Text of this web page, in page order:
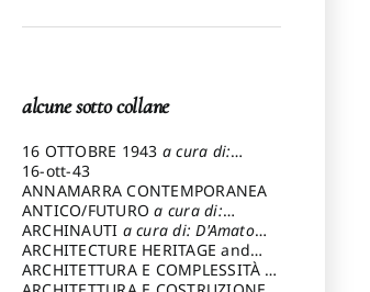
alcune sotto collane
16 OTTOBRE 1943 a cura di:
Pezzetti Marcello
16-ott-43
ANNAMARRA CONTEMPORANEA
ANTICO/FUTUROa cura di:
Varagnoli Claudio
ARCHINAUTI a cura di: D'Amato
Claudio
ARCHITECTURE HERITAGE and
DESIGN
ARCHITETTURA E COMPLESSITÀ a